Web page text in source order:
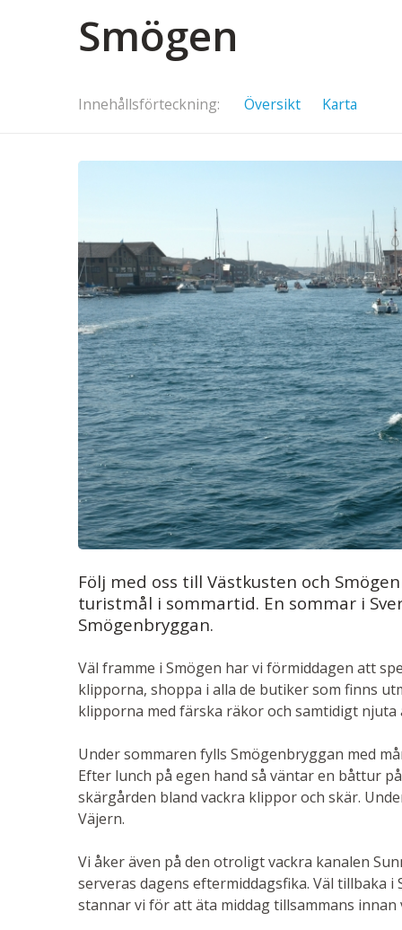
Smögen
Innehållsförteckning Översikt Karta
Följ med oss till Västkusten och
turistmål i sommartid. En sommar i
Smögenbryggan.
Väl framme i Smögen har vi förmiddagen att
klipporna, shoppa i alla de butiker som finns
klipporna med färska räkor och samtidigt njuta
Under sommaren fylls Smögenbryggan med
Efter lunch på egen hand så väntar en båttur
skärgården bland vackra klippor och skär.
Väjern.
Vi åker även på den otroligt vackra kanalen
serveras dagens eftermiddagsfika. Väl tillbaka
stannar vi för att äta middag tillsammans